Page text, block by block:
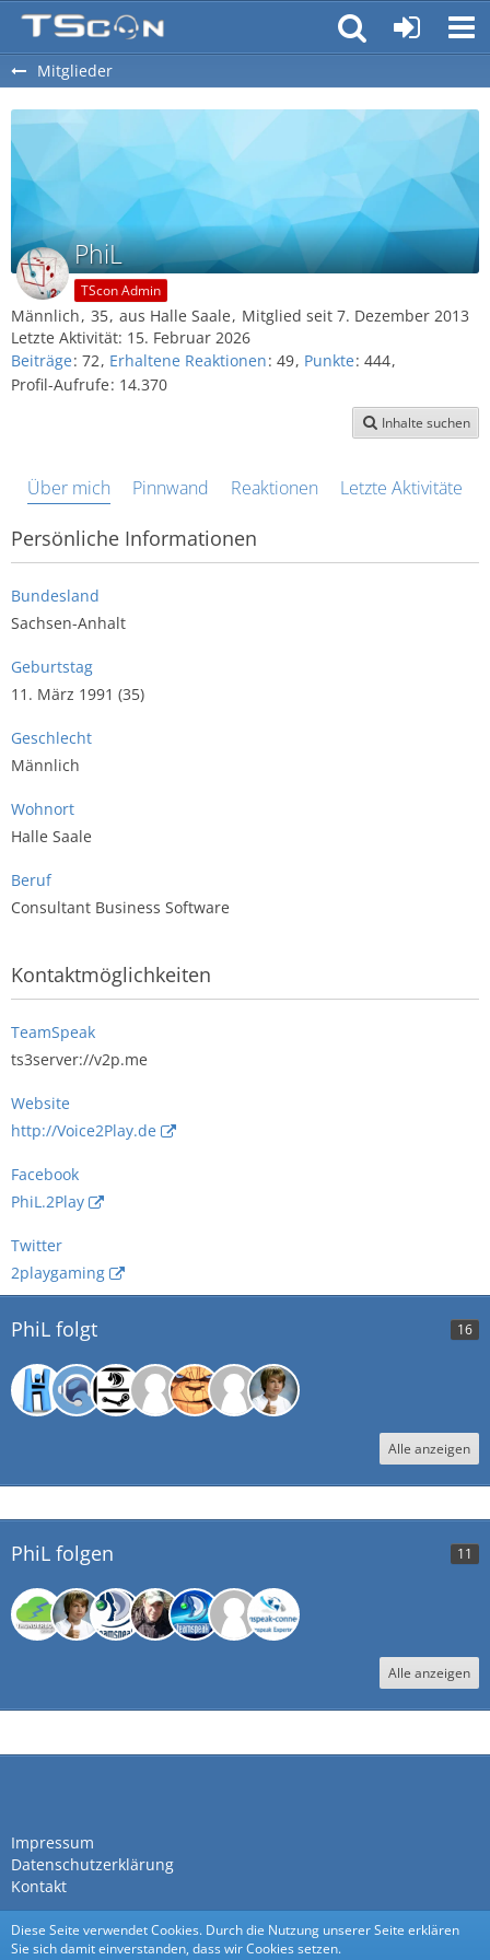
Mitglieder
PhiL
TScon Admin
Männlich 35 aus Halle Saale
Mitglied seit 7. Dezember 2013
Letzte Aktivität: 15. Februar 2026
Beiträge 72 Erhaltene Reaktionen 49 Punkte 444
Profil-Aufrufe 14.370
Inhalte suchen
Über mich Pinnwand Reaktionen Letzte Aktivitäten
Persönliche Informationen
Bundesland
Sachsen-Anhalt
Geburtstag
11. März 1991 (35)
Geschlecht
Männlich
Wohnort
Halle Saale
Beruf
Consultant Business Software
Kontaktmöglichkeiten
TeamSpeak
ts3server://v2p.me
Website
http://Voice2Play.de
Facebook
PhiL.2Play
Twitter
2playgaming
PhiL folgt 16
Alle anzeigen
PhiL folgen 11
Alle anzeigen
Impressum
Datenschutzerklärung
Kontakt
Diese Seite verwendet Cookies. Durch die Nutzung unserer Seite erklären
Sie sich damit einverstanden, dass wir Cookies setzen.